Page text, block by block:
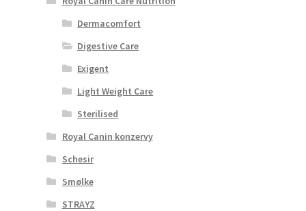
Dermacomfort
Digestive Care
Exigent
Light Weight Care
Sterilised
Royal Canin konzervy
Schesir
Smølke
STRAYZ